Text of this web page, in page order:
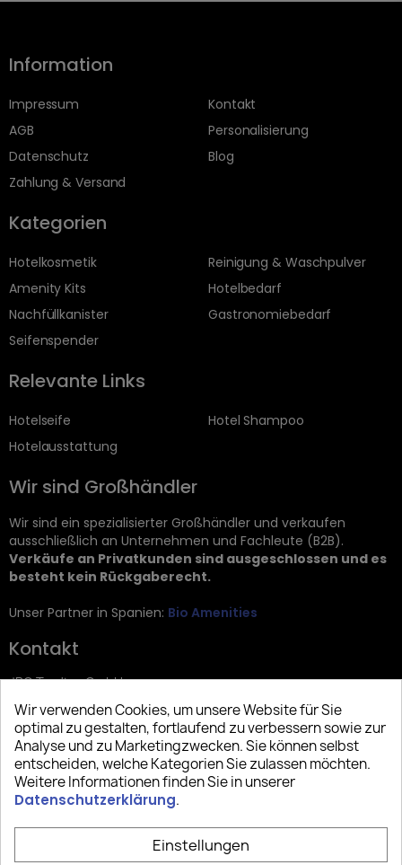
Information
Impressum
AGB
Datenschutz
Zahlung & Versand
Kontakt
Personalisierung
Blog
Kategorien
Hotelkosmetik
Amenity Kits
Nachfüllkanister
Seifenspender
Reinigung & Waschpulver
Hotelbedarf
Gastronomiebedarf
Relevante Links
Hotelseife
Hotelausstattung
Hotel Shampoo
Wir sind Großhändler
Wir sind ein spezialisierter Großhändler und verkaufen
ausschließlich an Unternehmen und Fachleute (B2B).
Verkäufe an Privatkunden sind ausgeschlossen und es
besteht kein Rückgaberecht.
Unser Partner in Spanien: Bio Amenities
Kontakt
JRG Trading GmbH
Zietenstr. 9
12244 Berlin
Tel: +49 (0)30 2357 3470
info@top-amenities.com
Wir verwenden Cookies, um unsere Website für Sie
optimal zu gestalten, fortlaufend zu verbessern sowie zur
Analyse und zu Marketingzwecken. Sie können selbst
entscheiden, welche Kategorien Sie zulassen möchten.
Weitere Informationen finden Sie in unserer
Datenschutzerklärung.
Einstellungen